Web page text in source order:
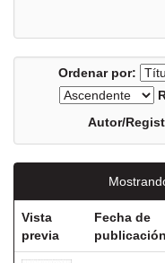
Ordenar por:
Autor/
Vista
previa
Fecha de
publicación